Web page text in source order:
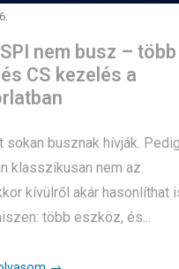
nem busz – több
CS kezelés a
sokan busznak hívják. Pedig
klasszikusan nem az.
kívülről akár hasonlíthat
több eszköz, és...